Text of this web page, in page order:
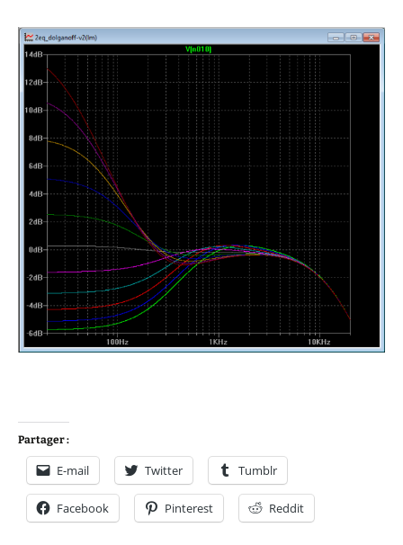
Partager :
E-mail Twitter Tumblr
Facebook Pinterest Reddit